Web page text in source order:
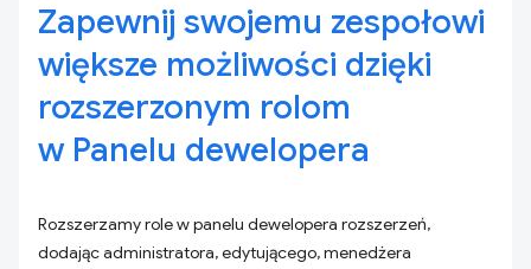
Zapewnij swojemu zespołowi
większe możliwości dzięki
rozszerzonym rolom
w Panelu dewelopera
Rozszerzamy role w panelu dewelopera rozszerzeń,
dodając administratora, edytującego, menedżera